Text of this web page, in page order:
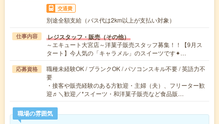
交通費
別途全額支給（バス代は2km以上が支払い対象）
仕事内容 レジスタッフ・販売（その他）
～エキュート大宮店～洋菓子販売スタッフ募集！！【9月ス
タート】今人気の「キャラメル」のスイーツです✦…
応募資格
職種未経験OK / ブランクOK / パソコンスキル不要 / 英語力不
要
・接客や販売経験のある方歓迎・主婦（夫）、フリーター歓
迎♬＼歓迎／*スイーツ・和洋菓子販売など食品販…
職場の雰囲気